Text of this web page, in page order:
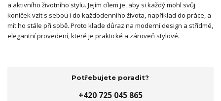
a aktivního životního stylu. Jejím cílem je, aby si každý mohl svůj
koníček vzít s sebou i do každodenního života, například do práce, a
mít ho stále při sobě. Proto klade důraz na moderní design a střídmé,
elegantní provedení, které je praktické a zároveň stylové.
Potřebujete poradit?
+420 725 045 865